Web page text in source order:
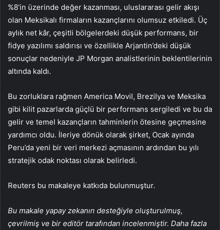
%8’in üzerinde değer kazanması, uluslararası gelir akışı
olan Meksikalı firmaların kazançlarını olumsuz etkiledi. Üç
aylık net kâr, çeşitli bölgelerdeki düşük performans, bir
fidye yazılımı saldırısı ve özellikle Arjantin’deki düşük
sonuçlar nedeniyle JP Morgan analistlerinin beklentilerinin
altında kaldı.
Bu zorluklara rağmen America Movil, Brezilya ve Meksika
gibi kilit pazarlarda güçlü bir performans sergiledi ve bu da
gelir ve temel kazançların tahminlerin ötesine geçmesine
yardımcı oldu. İleriye dönük olarak şirket, Ocak ayında
Peru’da yeni bir veri merkezi açmasının ardından bu yılı
stratejik odak noktası olarak belirledi.
Reuters bu makaleye katkıda bulunmuştur.
Bu makale yapay zekanın desteğiyle oluşturulmuş,
çevrilmiş ve bir editör tarafından incelenmiştir. Daha fazla